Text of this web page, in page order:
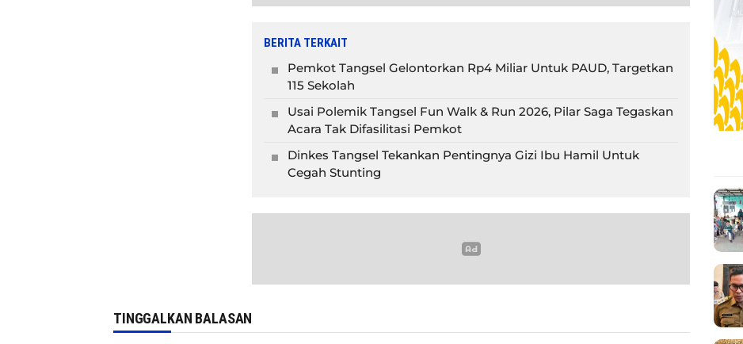
BERITA TERKAIT
Pemkot Tangsel Gelontorkan Rp4 Miliar Untuk PAUD, Targetkan
115 Sekolah
Usai Polemik Tangsel Fun Walk & Run 2026, Pilar Saga Tegaskan
Acara Tak Difasilitasi Pemkot
Dinkes Tangsel Tekankan Pentingnya Gizi Ibu Hamil Untuk
Cegah Stunting
TINGGALKAN BALASAN